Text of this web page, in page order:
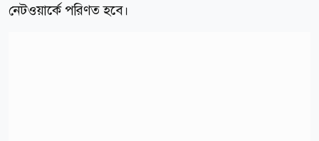
নেটওয়ার্কে পরিণত হবে।